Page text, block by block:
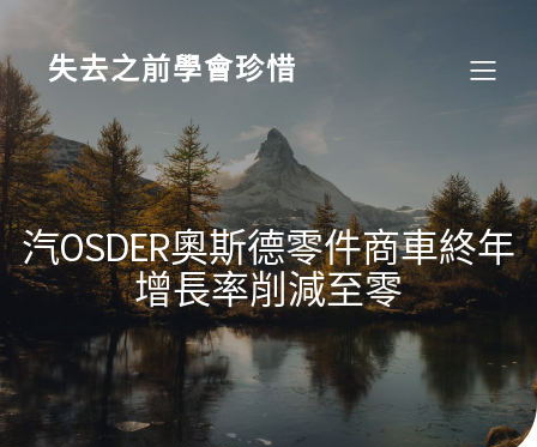
content
失去之前學會珍惜
汽OSDER奧斯德零件商車終年
增長率削減至零